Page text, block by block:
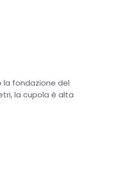
la fondazione del
la cupola è alta